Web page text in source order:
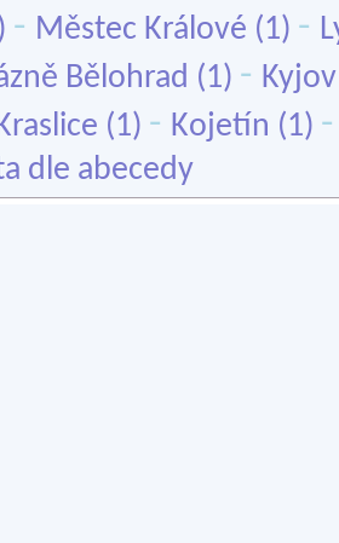
- Městec Králové (1) -
Bělohrad (1) - Kyjov
(1) - Kojetín (1)
dle abecedy